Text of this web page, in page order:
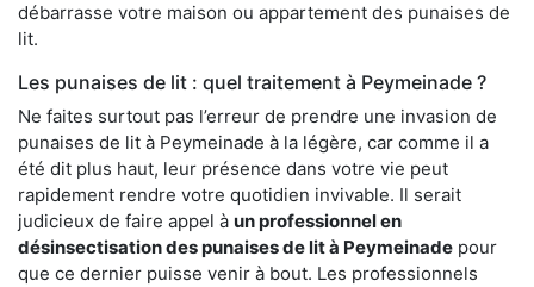
débarrasse votre maison ou appartement des punaises de
lit.
Les punaises de lit : quel traitement à Peymeinade ?
Ne faites surtout pas l’erreur de prendre une invasion de
punaises de lit à Peymeinade à la légère, car comme il a
été dit plus haut, leur présence dans votre vie peut
rapidement rendre votre quotidien invivable. Il serait
judicieux de faire appel à un professionnel en
désinsectisation des punaises de lit à Peymeinade pour
que ce dernier puisse venir à bout. Les professionnels